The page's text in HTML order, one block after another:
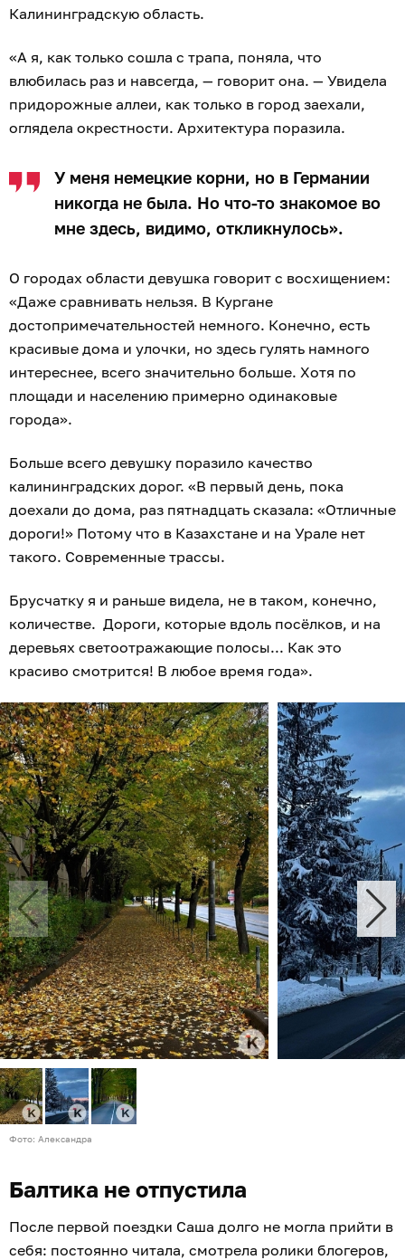
Калининградскую область.
«А я, как только сошла с трапа, поняла, что
влюбилась раз и навсегда, — говорит она. — Увидела
придорожные аллеи, как только в город заехали,
оглядела окрестности. Архитектура поразила.
У меня немецкие корни, но в Германии
никогда не была. Но что-то знакомое во
мне здесь, видимо, откликнулось».
О городах области девушка говорит с восхищением:
«Даже сравнивать нельзя. В Кургане
достопримечательностей немного. Конечно, есть
красивые дома и улочки, но здесь гулять намного
интереснее, всего значительно больше. Хотя по
площади и населению примерно одинаковые
города».
Больше всего девушку поразило качество
калининградских дорог. «В первый день, пока
доехали до дома, раз пятнадцать сказала: «Отличные
дороги!» Потому что в Казахстане и на Урале нет
такого. Современные трассы.
Брусчатку я и раньше видела, не в таком, конечно,
количестве. Дороги, которые вдоль посёлков, и на
деревьях светоотражающие полосы... Как это
красиво смотрится! В любое время года».
Фото: Александра
Балтика не отпустила
После первой поездки Саша долго не могла прийти в
себя: постоянно читала, смотрела ролики блогеров,